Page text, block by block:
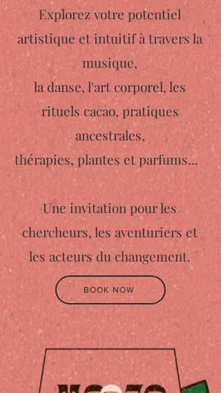
Explorez votre potentiel
artistique et intuitif à travers la
musique,
la danse, l'art corporel, les
rituels cacao, pratiques
ancestrales,
thérapies, plantes et parfums...
Une invitation pour les
chercheurs, les aventuriers et
les acteurs du changement.
BOOK NOW